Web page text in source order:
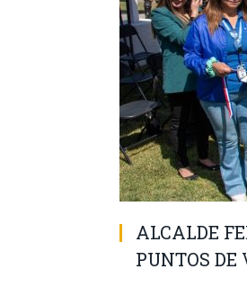
ALCALDE
PUNTOS DE